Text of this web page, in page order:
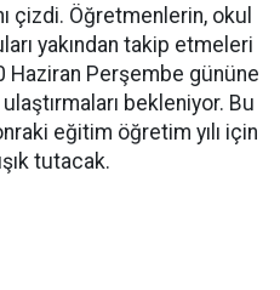
çizdi. Öğretmenlerin, okul
yakından takip etmeleri
Perşembe gününe
bekleniyor. Bu
eğitim öğretim yılı için
tutacak.